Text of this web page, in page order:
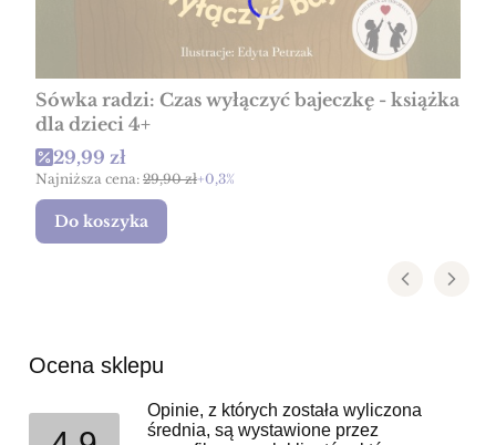
Sówka radzi: Czas wyłączyć bajeczkę - książka
dla dzieci 4+
Cena promocyjna
29,99 zł
Najniższa cena: 29,90 zł+0,3%
Do koszyka
Ocena sklepu
Opinie, z których została wyliczona
średnia, są wystawione przez